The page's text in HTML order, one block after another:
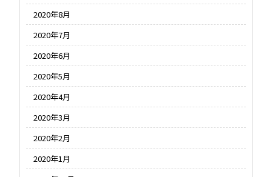
2020年8月
2020年7月
2020年6月
2020年5月
2020年4月
2020年3月
2020年2月
2020年1月